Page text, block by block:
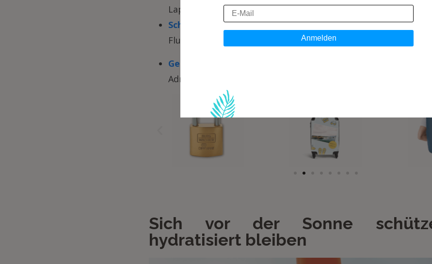
Laptop oder Dokumente.
Schlösser
: unverzichtbar, um Ihren Koffer zu sichern,
Flugzeug reisen.
Gepäckzubehör
: zum Beispiel Spanngurte,
Adressanhänger, für eine schnelle Identifizierung und
Sich vor der Sonne
hydratisiert bleiben